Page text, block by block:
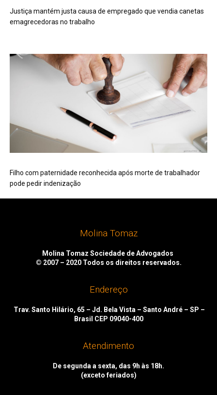
Justiça mantém justa causa de empregado que vendia canetas
emagrecedoras no trabalho
Filho com paternidade reconhecida após morte de trabalhador
pode pedir indenização
Molina Tomaz
Molina Tomaz Sociedade de Advogados
© 2007 – 2020 Todos os direitos reservados.
Endereço
Trav. Santo Hilário, 65 – Jd. Bela Vista – Santo André – SP –
Brasil CEP 09040-400
Atendimento
De segunda a sexta, das 9h às 18h.
(exceto feriados)